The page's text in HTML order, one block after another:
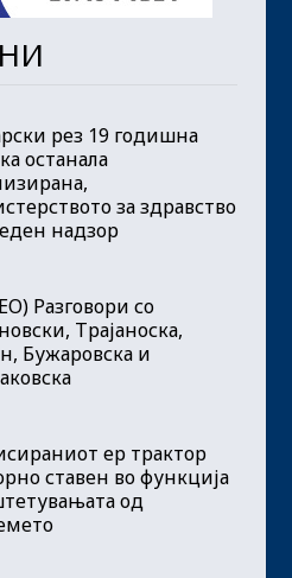
рез 19 годишна
останала
за здравство
надзор
Разговори со
Трајаноска,
Бужаровска и
ер трактор
ставен во функција
од